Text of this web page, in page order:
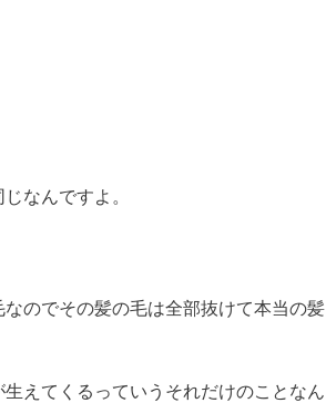
なんですよ。
のでその髪の毛は全部抜けて本当の髪
えてくるっていうそれだけのことなん